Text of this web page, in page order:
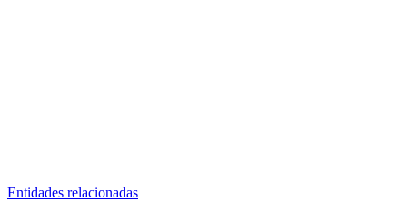
Entidades relacionadas